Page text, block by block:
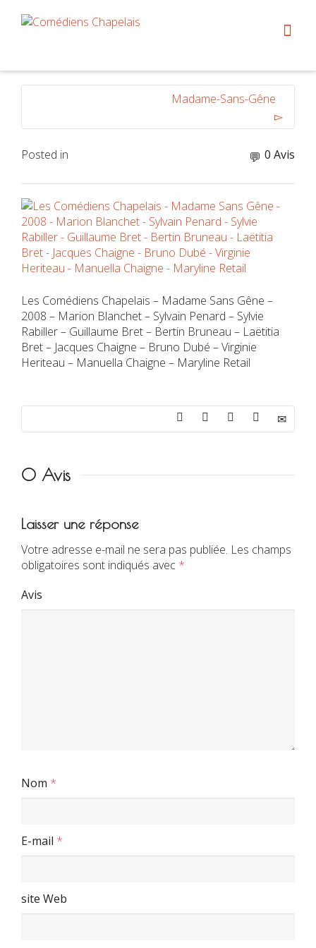
Madame-Sans-Gêne
Posted in 0 Avis
Les Comédiens Chapelais – Madame Sans Gêne –
2008 – Marion Blanchet – Sylvain Penard – Sylvie
Rabiller – Guillaume Bret – Bertin Bruneau – Laëtitia
Bret – Jacques Chaigne – Bruno Dubé – Virginie
Heriteau – Manuella Chaigne – Maryline Retail
0 Avis
Laisser une réponse
Votre adresse e-mail ne sera pas publiée. Les champs
obligatoires sont indiqués avec *
Avis
Nom *
E-mail *
site Web